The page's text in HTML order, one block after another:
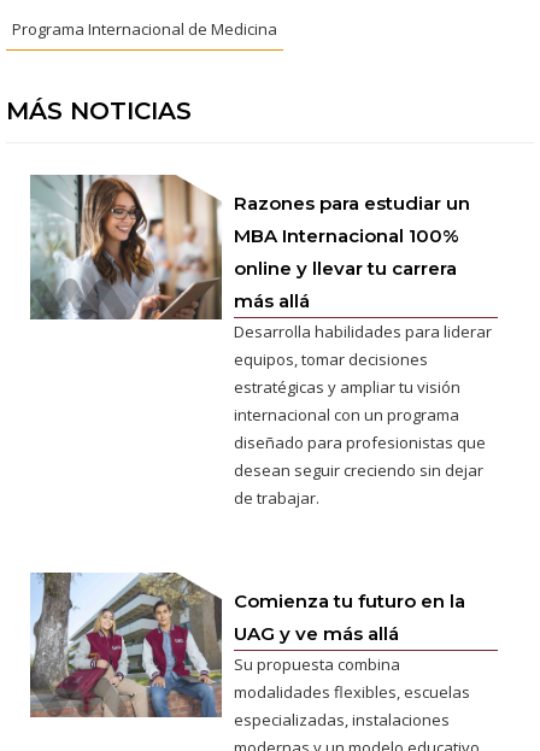
Programa Internacional de Medicina
MÁS NOTICIAS
Razones para estudiar un
MBA Internacional 100%
online y llevar tu carrera
más allá
Desarrolla habilidades para liderar
equipos, tomar decisiones
estratégicas y ampliar tu visión
internacional con un programa
diseñado para profesionistas que
desean seguir creciendo sin dejar
de trabajar.
Comienza tu futuro en la
UAG y ve más allá
Su propuesta combina
modalidades flexibles, escuelas
especializadas, instalaciones